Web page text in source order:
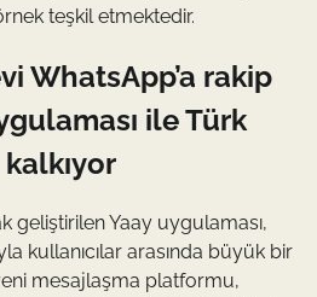
teşkil etmektedir.
WhatsApp’a rakip
ile Türk
geliştirilen Yaay uygulaması,
kullanıcılar arasında büyük bir
mesajlaşma platformu,